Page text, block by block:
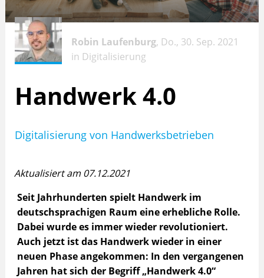
Robin Laufenburg, Do., 30. Sep. 2021
in Digitalisierung
Handwerk 4.0
Digitalisierung von Handwerksbetrieben
Aktualisiert am 07.12.2021
Seit Jahrhunderten spielt Handwerk im
deutschsprachigen Raum eine erhebliche Rolle.
Dabei wurde es immer wieder revolutioniert.
Auch jetzt ist das Handwerk wieder in einer
neuen Phase angekommen: In den vergangenen
Jahren hat sich der Begriff „Handwerk 4.0“